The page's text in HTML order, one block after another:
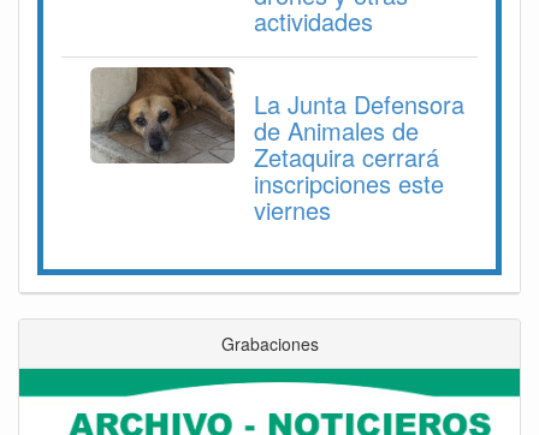
actividades
La Junta Defensora
de Animales de
Zetaquira cerrará
inscripciones este
viernes
Grabaciones